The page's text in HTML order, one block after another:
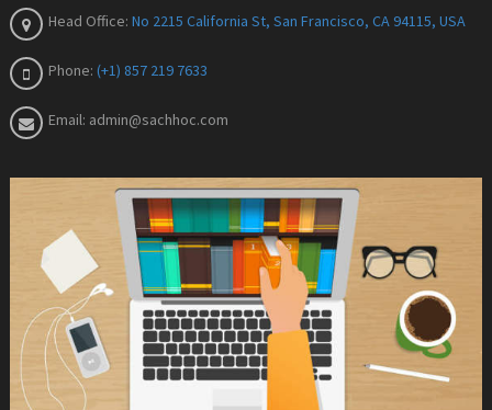
Head Office: No 2215 California St, San Francisco, CA 94115, USA
Phone: (+1) 857 219 7633
Email: admin@sachhoc.com